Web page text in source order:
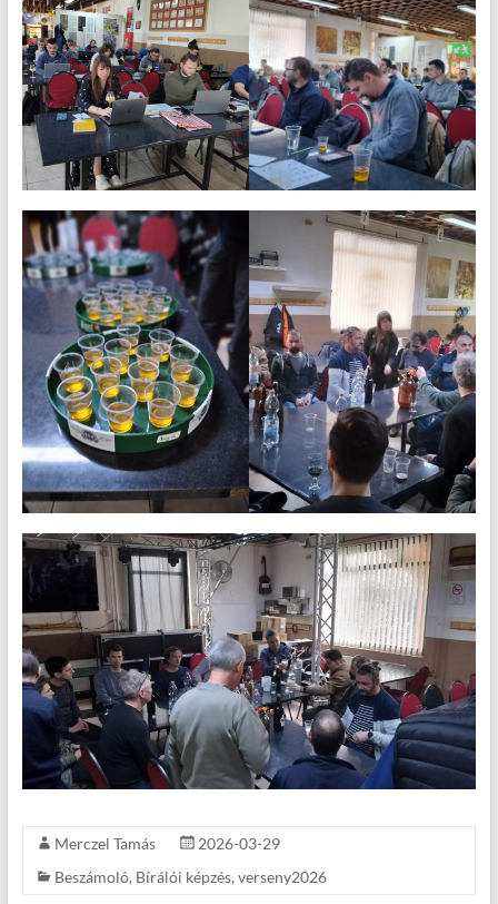
Merczel Tamás
2026-03-29
Beszámoló, Bírálói képzés, verseny2026